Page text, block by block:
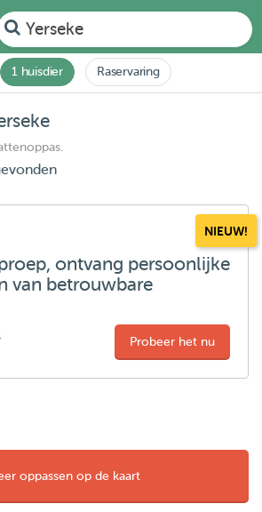
Yerseke
1 huisdier Raservaring
NIEUW!
ontvang persoonlijke
van betrouwbare
Probeer het nu
oppassen op de kaart